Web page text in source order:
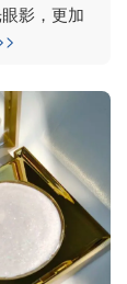
影，更加